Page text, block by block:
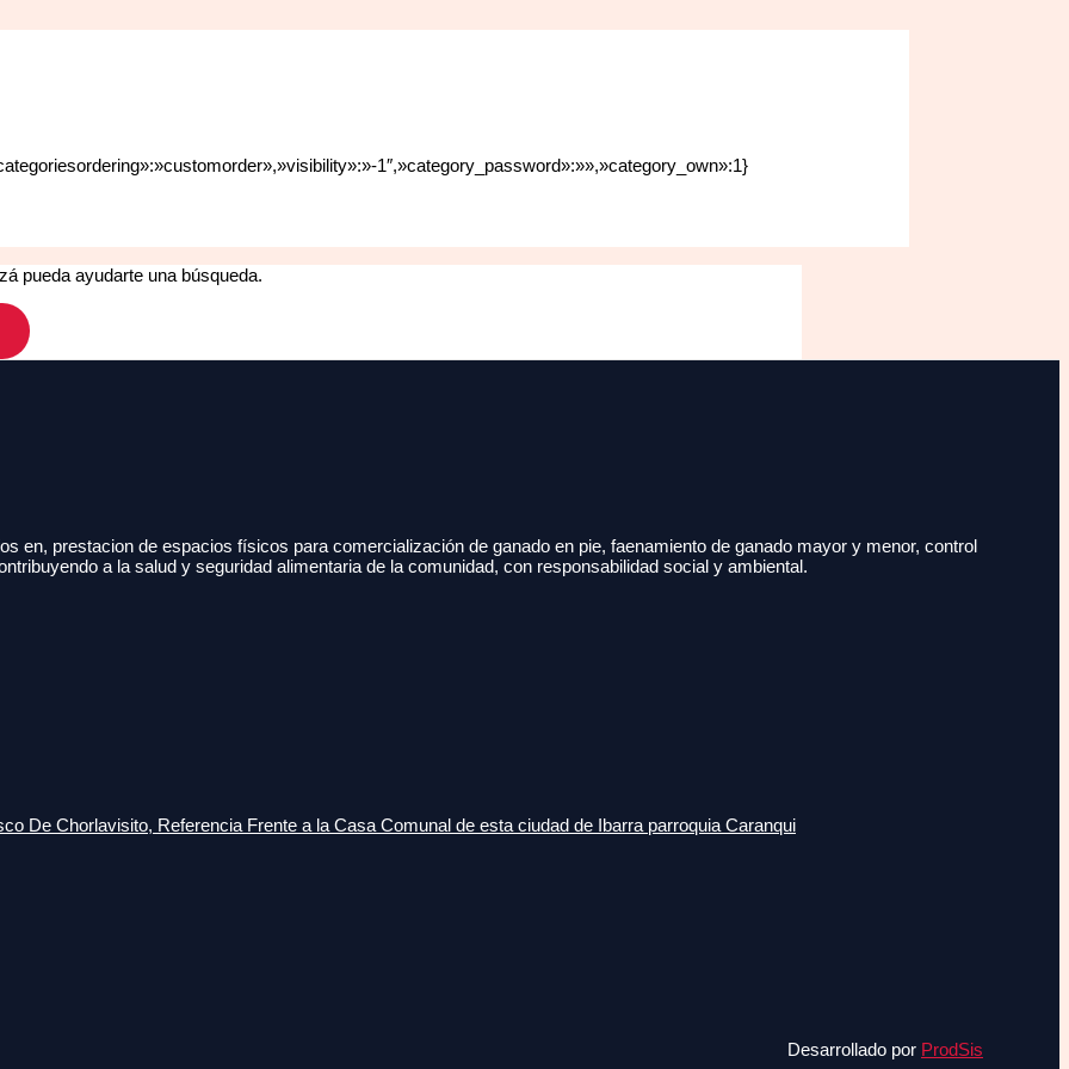
1″,»category_password»:»»,»category_own»:1}
pueda ayudarte una búsqueda.
en, prestacion de espacios físicos para comercialización de ganado en pie, faenamiento de ganado mayor y menor, control
a la salud y seguridad alimentaria de la comunidad, con responsabilidad social y ambiental.
De Chorlavisito, Referencia Frente a la Casa Comunal de esta ciudad de Ibarra parroquia Caranqui
Desarrollado por ProdSis